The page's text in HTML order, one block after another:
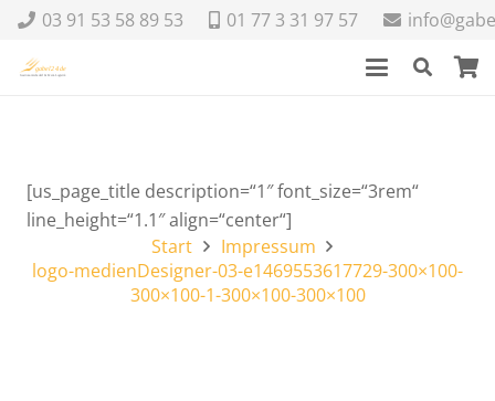
03 91 53 58 89 53 01 77 3 31 97 57
[us_page_title description=“1″ font_size=“3rem“
line_height=“1.1″ align=“center“]
Start
Impressum
logo-medienDesigner-03-e1469553617729-300×100-
300×100-1-300×100-300×100